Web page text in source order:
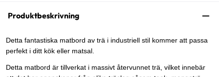
Produktbeskrivning
Detta fantastiska matbord av trä i industriell stil kommer att passa
perfekt i ditt kök eller matsal.
Detta matbord är tillverkat i massivt återvunnet trä, vilket innebär